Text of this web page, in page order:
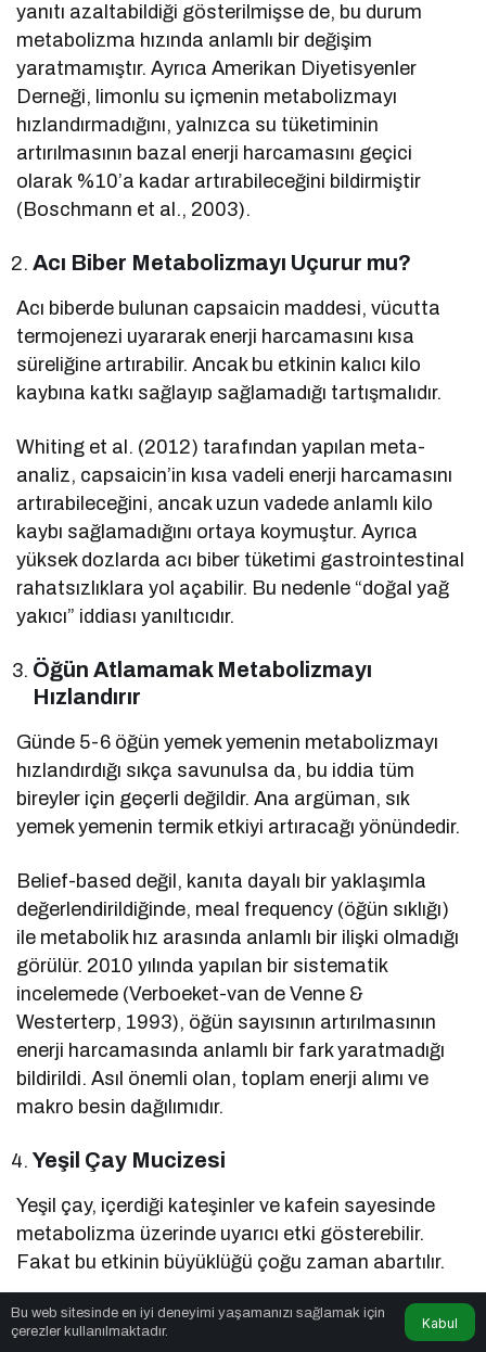
yanıtı azaltabildiği gösterilmişse de, bu durum
metabolizma hızında anlamlı bir değişim
yaratmamıştır. Ayrıca Amerikan Diyetisyenler
Derneği, limonlu su içmenin metabolizmayı
hızlandırmadığını, yalnızca su tüketiminin
artırılmasının bazal enerji harcamasını geçici
olarak %10’a kadar artırabileceğini bildirmiştir
(Boschmann et al., 2003).
Acı Biber Metabolizmayı Uçurur mu?
Acı biberde bulunan capsaicin maddesi, vücutta
termojenezi uyararak enerji harcamasını kısa
süreliğine artırabilir. Ancak bu etkinin kalıcı kilo
kaybına katkı sağlayıp sağlamadığı tartışmalıdır.
Whiting et al. (2012) tarafından yapılan meta-
analiz, capsaicin’in kısa vadeli enerji harcamasını
artırabileceğini, ancak uzun vadede anlamlı kilo
kaybı sağlamadığını ortaya koymuştur. Ayrıca
yüksek dozlarda acı biber tüketimi gastrointestinal
rahatsızlıklara yol açabilir. Bu nedenle “doğal yağ
yakıcı” iddiası yanıltıcıdır.
Öğün Atlamamak Metabolizmayı
Hızlandırır
Günde 5-6 öğün yemek yemenin metabolizmayı
hızlandırdığı sıkça savunulsa da, bu iddia tüm
bireyler için geçerli değildir. Ana argüman, sık
yemek yemenin termik etkiyi artıracağı yönündedir.
Belief-based değil, kanıta dayalı bir yaklaşımla
değerlendirildiğinde, meal frequency (öğün sıklığı)
ile metabolik hız arasında anlamlı bir ilişki olmadığı
görülür. 2010 yılında yapılan bir sistematik
incelemede (Verboeket-van de Venne &
Westerterp, 1993), öğün sayısının artırılmasının
enerji harcamasında anlamlı bir fark yaratmadığı
bildirildi. Asıl önemli olan, toplam enerji alımı ve
makro besin dağılımıdır.
Yeşil Çay Mucizesi
Yeşil çay, içerdiği kateşinler ve kafein sayesinde
metabolizma üzerinde uyarıcı etki gösterebilir.
Fakat bu etkinin büyüklüğü çoğu zaman abartılır.
Hursel et al. (2009) tarafından yapılan bir meta-
analiz, yeşil çay ekstraktlarının enerji harcamasını
Bu web sitesinde en iyi deneyimi yaşamanızı sağlamak için
çerezler kullanılmaktadır.
Kabul